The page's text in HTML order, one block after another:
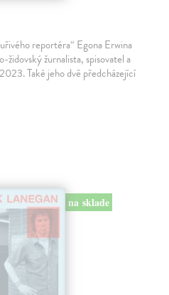
reportéra“ Egona Erwina
židovský žurnalista, spisovatel a
Také jeho dvě předcházející
na sklade